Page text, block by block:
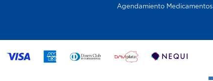
Agendamiento Medicamentos